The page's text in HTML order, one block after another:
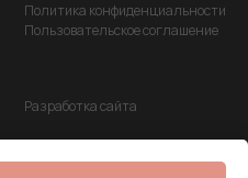
Политика конфиденциальности
Пользовательское соглашение
Разработка сайта